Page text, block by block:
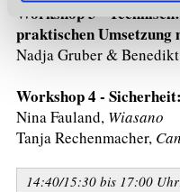
Workshop 3 -
praktischen Umsetzung
Nadja Gruber &
Workshop 4 -
Nina Fauland, Wiasano
Tanja Rechenmacher,
14:40/15:30 bis 17:00